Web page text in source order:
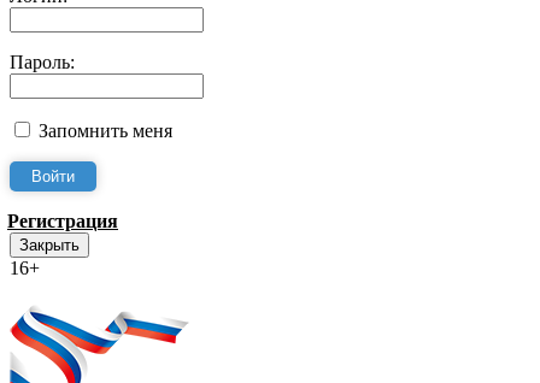
Пароль:
Запомнить меня
Регистрация
Закрыть
16+